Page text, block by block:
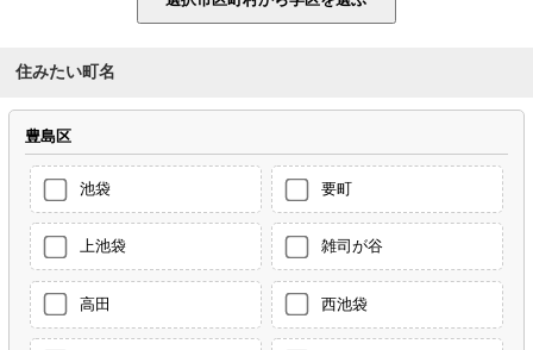
住みたい町名
豊島区
池袋 要町
上池袋 雑司が谷
高田 西池袋